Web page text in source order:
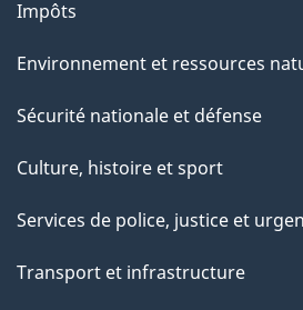
Impôts
Environnement et ressources
Sécurité nationale et défense
Culture, histoire et sport
Services de police, justice et
Transport et infrastructure